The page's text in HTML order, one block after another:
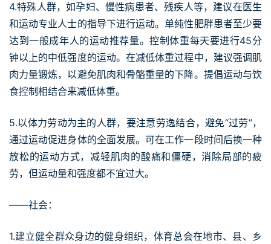
4.特殊人群，如孕妇、慢性病患者、残疾人等，建议在医生
和运动专业人士的指导下进行运动。单纯性肥胖患者至少要
达到一般成年人的运动推荐量。控制体重每天要进行45分
钟以上的中低强度的运动。在减低体重过程中，建议强调肌
肉力量锻炼，以避免肌肉和骨骼重量的下降。提倡运动与饮
食控制相结合来减低体重。
5.以体力劳动为主的人群，要注意劳逸结合，避免“过劳”，
通过运动促进身体的全面发展。可在工作一段时间后换一种
放松的运动方式，减轻肌肉的酸痛和僵硬，消除局部的疲
劳，但运动量和强度都不宜过大。
——社会：
1.建立健全群众身边的健身组织，体育总会在地市、县、乡